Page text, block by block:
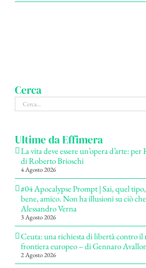
Cerca
Cerca
per:
Ultime da Effimera
La vita deve essere un’opera d’arte:
di Roberto Brioschi
4 Agosto 2026
#04 Apocalypse Prompt | Sai, quel
bene, amico. Non ha illusioni su ciò
Alessandro Verna
3 Agosto 2026
Ceuta: una richiesta di libertà contro il
frontiera europeo – di Gennaro
2 Agosto 2026